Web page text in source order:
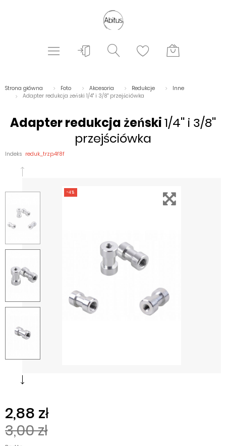
Strona główna Foto Akcesoria Redukcje
Inne
Adapter redukcja żeński 1/4'' i 3/8'' przejściówka
Adapter redukcja żeński1/4'' i 3/8''
przejściówka
Indeks reduk_trzp.4f8f
-4%
2,88 zł
3,00 zł